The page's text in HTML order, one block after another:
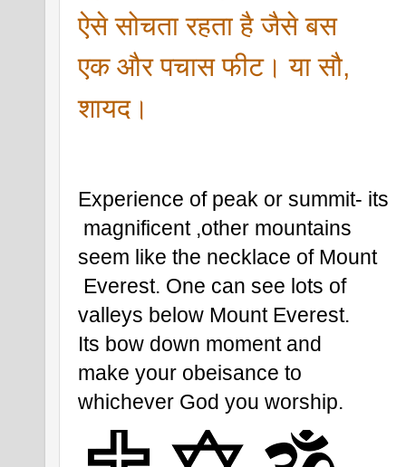
ऐसे सोचता रहता है जैसे बस
एक और पचास फीट। या सौ,
शायद।
Experience of peak or summit- its
magnificent ,other mountains
seem like the necklace of Mount
Everest. One can see lots of
valleys below Mount Everest.
Its bow down moment and
make your obeisance to
whichever God you worship.